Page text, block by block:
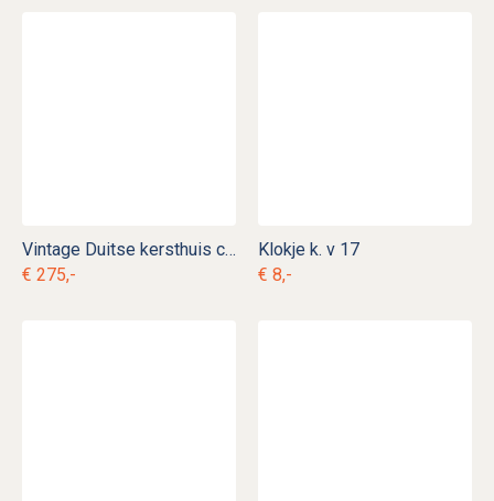
Vintage Duitse kersthuis carrousel k. d 29
€ 275,-
Klokje k. v 17
€ 8,-